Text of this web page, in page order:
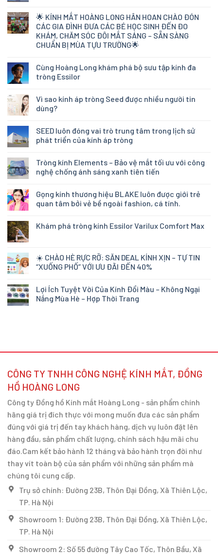
🌟 KÍNH MẮT HOÀNG LONG HÂN HOAN CHÀO ĐÓN
CÁC GIA ĐÌNH ĐƯA CÁC BÉ HỌC SINH ĐẾN ĐO
KHÁM, CHĂM SÓC ĐÔI MẮT SÁNG – SẴN SÀNG
CHUẨN BỊ MÙA TỰU TRƯỜNG🌟
Cùng Hoàng Long khám phá bộ sưu tập kính đa
tròng Essilor
Vì sao kính áp tròng Seed được nhiều người tin
dùng?
SEED luôn đóng vai trò trung tâm trong lịch sử
phát triển của kính áp tròng
Tròng kính Elements – Bảo vệ mắt tối ưu với công
nghệ chống ánh sáng xanh tiên tiến
Gọng kính thương hiệu BLAKE luôn được giới trẻ
quan tâm bởi vẻ bề ngoài fashion, cá tính.
Khám phá tròng kính Essilor Varilux Comfort Max
☀️ CHÀO HÈ RỰC RỠ: SĂN DEAL KÍNH XỊN – TỰ TIN
“XUỐNG PHỐ” VỚI ƯU ĐÃI ĐẾN 40%
Lợi Ích Tuyệt Vời Của Kính Đổi Màu – Không Ngại
Nắng Mùa Hè – Hợp Thời Trang
CÔNG TY TNHH CÔNG NGHỆ KÍNH MẮT, ĐỒNG
HỒ HOÀNG LONG
Công ty Đồng hồ Kính mắt Hoàng Long - sản phẩm chính
hãng giá trị đích thực với mong muốn đưa các sản phẩm
đúng với giá trị đến tay khách hàng, dịch vụ luôn đặt lên
hàng đầu, sản phẩm chất lượng, chính sách hậu mãi chu
đáo.Cam kết bảo hành 12 tháng và bảo hành trọn đời như
thay vít toàn bộ của sản phẩm với những sản phẩm mà
chúng tôi cung cấp.
Trụ sở chính: Đường 23B, Thôn Đại Đồng, Xã Thiên Lộc,
TP. Hà Nội
Showroom 1: Đường 23B, Thôn Đại Đồng, Xã Thiên Lộc,
TP. Hà Nội
Showroom 2: Số 55 đường Tây Cao Tốc, Thôn Bầu, Xã